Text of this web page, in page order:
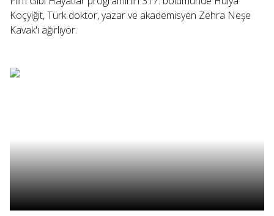
Koçyiğit, Türk doktor, yazar ve akademisyen Zehra Neşe
Kavak'ı ağırlıyor.